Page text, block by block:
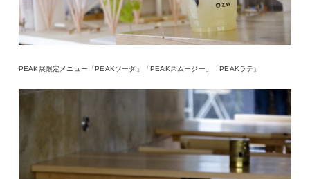
PEAK展限定メニュー「PEAKソーダ」「PEAKスムージー」「PEAKラテ」